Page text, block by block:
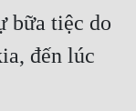
bữa tiệc do
đến lúc